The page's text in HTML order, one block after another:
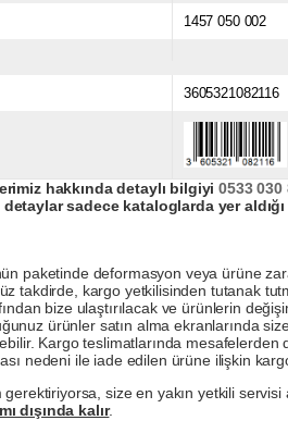
1457 050 002
3605321082116
hakkında detaylı bilgiyi0533 030
sadece kataloglarda yer
paketinde deformasyon veya ürüne
takdirde, kargo yetkilisinden tutanak
bize ulaştırılacak ve ürünlerin
ürünler satın alma ekranlarında
Kargo teslimatlarında mesafelerden
nedeni ile iade edilen ürüne ilişkin
gerektiriyorsa, size en yakın yetkili
dışında kalır.